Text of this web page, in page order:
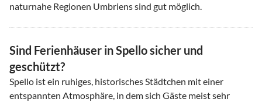
naturnahe Regionen Umbriens sind gut möglich.
Sind Ferienhäuser in Spello sicher und
geschützt?
Spello ist ein ruhiges, historisches Städtchen mit einer
entspannten Atmosphäre, in dem sich Gäste meist sehr